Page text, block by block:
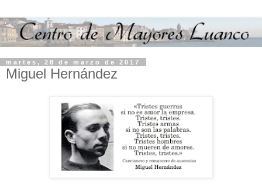
martes, 28 de marzo de 2017
Miguel Hernández